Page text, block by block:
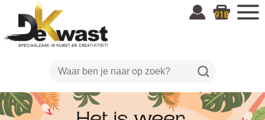
918